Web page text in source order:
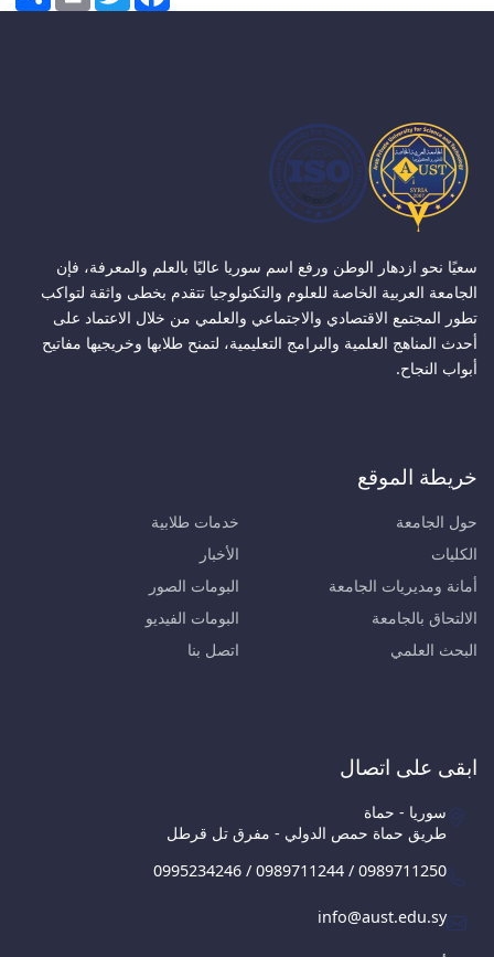
سعيًا نحو ازدهار الوطن ورفع اسم سوريا عاليًا بالعلم والمعرفة، فإن
الجامعة العربية الخاصة للعلوم والتكنولوجيا تتقدم بخطى واثقة لتواكب
تطور المجتمع الاقتصادي والاجتماعي والعلمي من خلال الاعتماد على
أحدث المناهج العلمية والبرامج التعليمية، لتمنح طلابها وخريجيها مفاتيح
أبواب النجاح.
خريطة الموقع
حول الجامعة
الكليات
أمانة ومديريات الجامعة
الالتحاق بالجامعة
البحث العلمي
خدمات طلابية
الأخبار
البومات الصور
البومات الفيديو
اتصل بنا
ابقى على اتصال
سوريا - حماة
طريق حماة حمص الدولي - مفرق تل قرطل
0995234246 / 0989711244 / 0989711250
info@aust.edu.sy